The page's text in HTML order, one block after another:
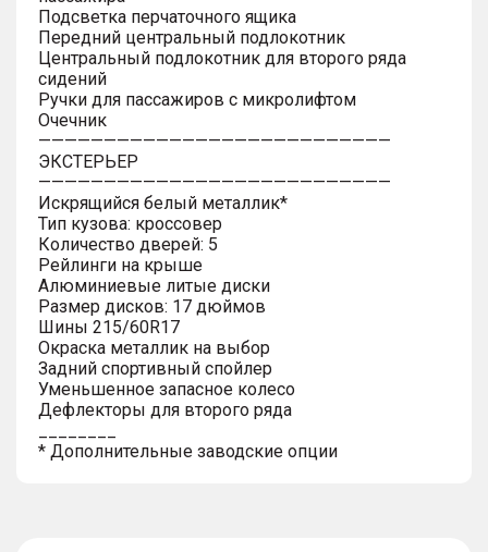
Подсветка перчаточного ящика
Передний центральный подлокотник
Центральный подлокотник для второго ряда
сидений
Ручки для пассажиров с микролифтом
Очечник
———————————————————————————
ЭКСТЕРЬЕР
———————————————————————————
Искрящийся белый металлик*
Тип кузова: кроссовер
Количество дверей: 5
Рейлинги на крыше
Алюминиевые литые диски
Размер дисков: 17 дюймов
Шины 215/60R17
Окраска металлик на выбор
Задний спортивный спойлер
Уменьшенное запасное колесо
Дефлекторы для второго ряда
* Дополнительные заводские опции